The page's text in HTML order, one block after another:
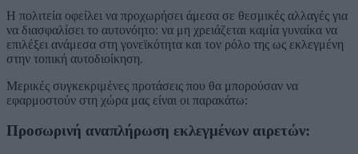
Η πολιτεία οφείλει να προχωρήσει άμεσα σε θεσμικές αλλαγές για
να διασφαλίσει το αυτονόητο: να μη χρειάζεται καμία γυναίκα να
επιλέξει ανάμεσα στη γονεϊκότητα και τον ρόλο της ως εκλεγμένη
στην τοπική αυτοδιοίκηση.
Μερικές συγκεκριμένες προτάσεις που θα μπορούσαν να
εφαρμοστούν στη χώρα μας είναι οι παρακάτω:
Προσωρινή αναπλήρωση εκλεγμένων αιρετών: